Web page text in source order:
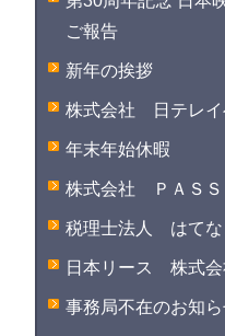
ご報告
新年の挨拶
株式会社 日テレイ
年末年始休暇
株式会社 ＰＡＳＳ
税理士法人 はてな
日本リース 株式会
事務局不在のお知